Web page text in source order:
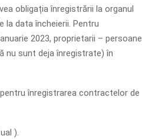
obligația înregistrării la organul
la data încheierii. Pentru
2023, proprietarii – persoane
nu sunt deja înregistrate) în
înregistrarea contractelor de
).